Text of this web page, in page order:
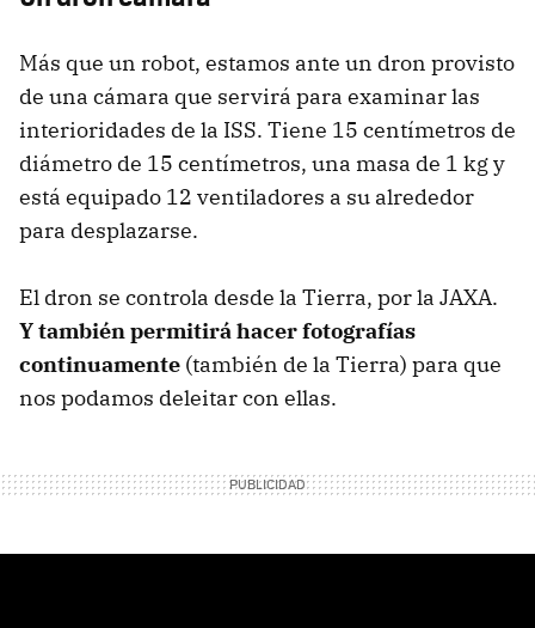
Más que un robot, estamos ante un dron provisto
de una cámara que servirá para examinar las
interioridades de la ISS. Tiene 15 centímetros de
diámetro de 15 centímetros, una masa de 1 kg y
está equipado 12 ventiladores a su alrededor
para desplazarse.
El dron se controla desde la Tierra, por la JAXA.
Y también permitirá hacer fotografías
continuamente (también de la Tierra) para que
nos podamos deleitar con ellas.